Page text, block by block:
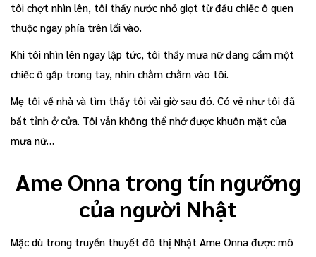
tôi chợt nhìn lên, tôi thấy nước nhỏ giọt từ đầu chiếc ô quen
thuộc ngay phía trên lối vào.
Khi tôi nhìn lên ngay lập tức, tôi thấy mưa nữ đang cầm một
chiếc ô gấp trong tay, nhìn chằm chằm vào tôi.
Mẹ tôi về nhà và tìm thấy tôi vài giờ sau đó. Có vẻ như tôi đã
bất tỉnh ở cửa. Tôi vẫn không thể nhớ được khuôn mặt của
mưa nữ…
Ame Onna trong tín ngưỡng
của người Nhật
Mặc dù trong truyền thuyết đô thị Nhật Ame Onna được mô